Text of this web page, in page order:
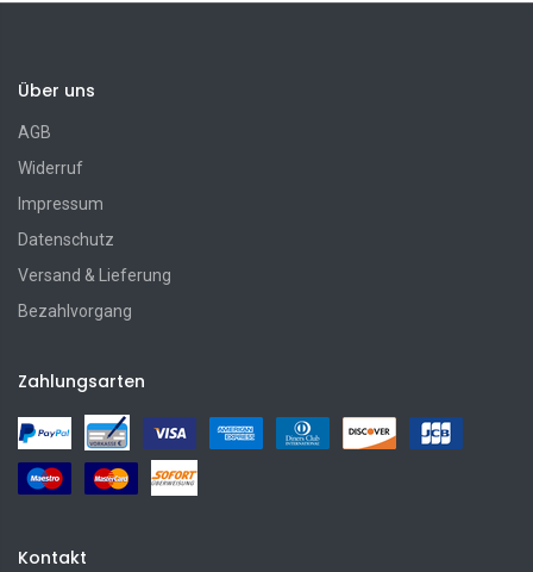
Über uns
AGB
Widerruf
Impressum
Datenschutz
Versand & Lieferung
Bezahlvorgang
Zahlungsarten
Kontakt